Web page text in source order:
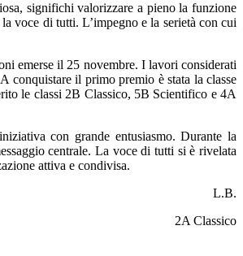
significhi valorizzare a pieno la funzione
voce di tutti. L’impegno e la serietà con cui
emerse il 25 novembre. I lavori considerati
conquistare il primo premio è stata la classe
le classi 2B Classico, 5B Scientifico e 4A
con grande entusiasmo. Durante la
centrale. La voce di tutti si è rivelata
attiva e condivisa.
L.B.
2A Classico